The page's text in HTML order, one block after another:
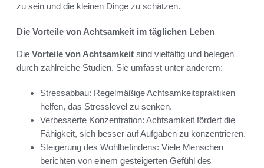
zu sein und die kleinen Dinge zu schätzen.
Die Vorteile von Achtsamkeit im täglichen Leben
Die Vorteile von Achtsamkeit sind vielfältig und belegen
durch zahlreiche Studien. Sie umfasst unter anderem:
Stressabbau: Regelmäßige Achtsamkeitspraktiken
helfen, das Stresslevel zu senken.
Verbesserte Konzentration: Achtsamkeit fördert die
Fähigkeit, sich besser auf Aufgaben zu konzentrieren.
Steigerung des Wohlbefindens: Viele Menschen
berichten von einem gesteigerten Gefühl des